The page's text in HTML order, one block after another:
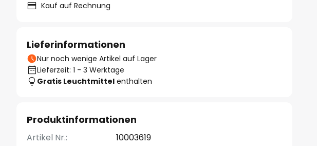
Kauf auf Rechnung
Lieferinformationen
Nur noch wenige Artikel auf Lager
Lieferzeit: 1 - 3 Werktage
Gratis Leuchtmittel enthalten
Produktinformationen
Artikel Nr.:
10003619